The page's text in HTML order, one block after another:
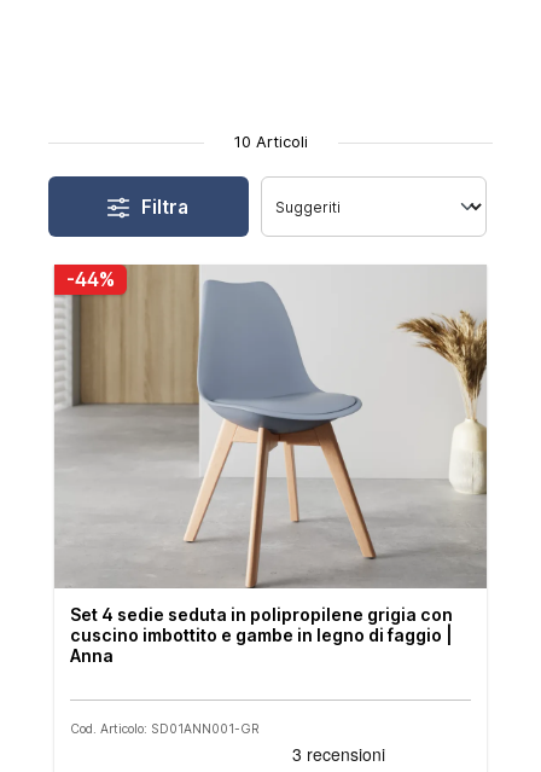
10 Articoli
Filtra
-44%
Set 4 sedie seduta in polipropilene grigia con
cuscino imbottito e gambe in legno di faggio |
Anna
Cod. Articolo: SD01ANN001-GR